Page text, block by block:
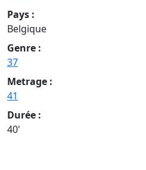
Pays :
Belgique
Genre :
37
Metrage :
41
Durée :
40'